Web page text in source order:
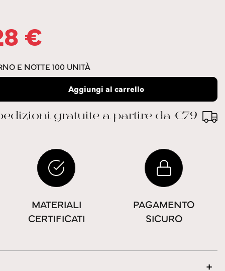
€
E NOTTE 100 UNITÀ
Aggiungi al carrello
gratuite a partire da €79
MATERIALI
CERTIFICATI
PAGAMENTO
SICURO